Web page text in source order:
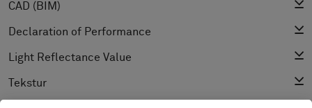
CAD (BIM)
Declaration of Performance
Light Reflectance Value
Tekstur